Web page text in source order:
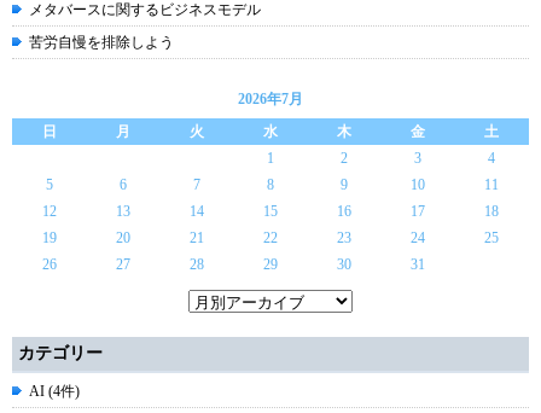
メタバースに関するビジネスモデル
苦労自慢を排除しよう
2026年7月
日
月 火 水 木 金
土
1
2 3
4
5
6 7 8 9 10
11
12
13 14 15 16 17
18
19
20 21 22 23 24
25
26
27 28 29 30 31
カテゴリー
AI (4件)